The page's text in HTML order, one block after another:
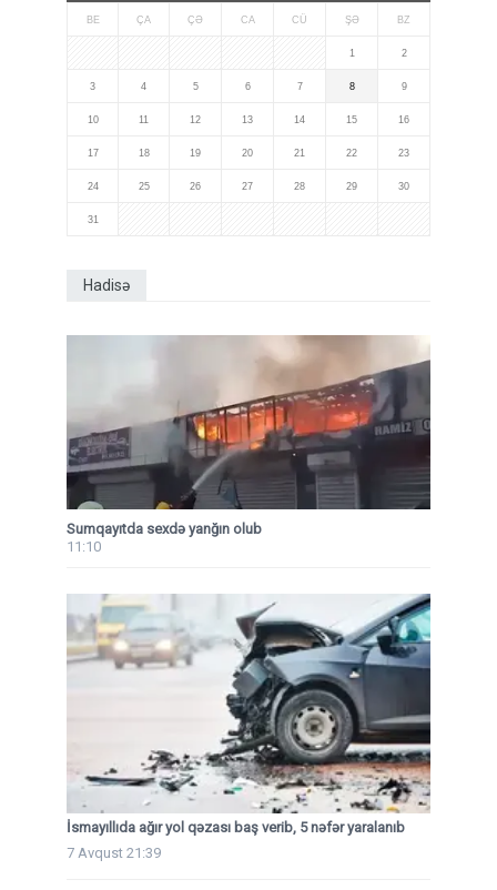
BE ÇA ÇƏ CA CÜ ŞƏ BZ
1 2
3 4 5 6 7 8 9
10 11 12 13 14 15 16
17 18 19 20 21 22 23
24 25 26 27 28 29 30
31
Hadisə
Sumqayıtda sexdə yanğın olub
11:10
İsmayıllıda ağır yol qəzası baş verib, 5 nəfər yaralanıb
7 Avqust 21:39